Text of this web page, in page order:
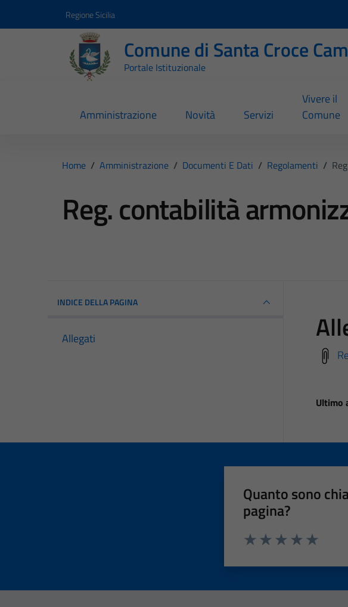
Regione Sicilia
Comune di Santa Croce
Portale Istituzionale
Amministrazione Novità Servizi
Vivere il
Comune
Home / Amministrazione / Documenti E Dati / Regolamenti /
Reg. contabilità
INDICE DELLA PAGINA
Allegati
Ultimo
Quanto sono
pagina?